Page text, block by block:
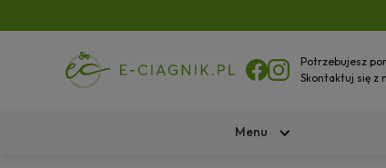
Potrzebujesz
Skontaktuj się z
Menu